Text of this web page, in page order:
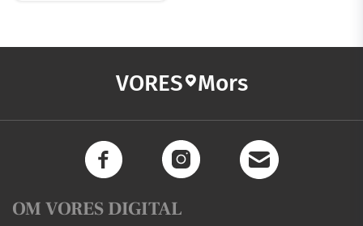
VORES Mors
OM VORES DIGITAL